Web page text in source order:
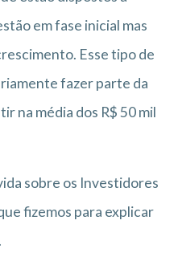
em fase inicial mas
Esse tipo de
fazer parte da
na média dos R$ 50 mil
sobre os Investidores
fizemos para explicar